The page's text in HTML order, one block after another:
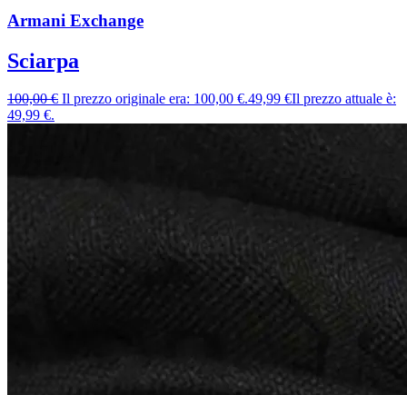
Armani Exchange
Sciarpa
100,00€ Il prezzo originale era: 100,00 €.49,99 €Il prezzo attuale è:
49,99 €.